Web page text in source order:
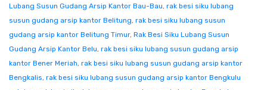
Lubang Susun Gudang Arsip Kantor Bau-Bau, rak besi siku lubang
susun gudang arsip kantor Belitung, rak besi siku lubang susun
gudang arsip kantor Belitung Timur, Rak Besi Siku Lubang Susun
Gudang Arsip Kantor Belu, rak besi siku lubang susun gudang arsip
kantor Bener Meriah, rak besi siku lubang susun gudang arsip kantor
Bengkalis, rak besi siku lubang susun gudang arsip kantor Bengkulu